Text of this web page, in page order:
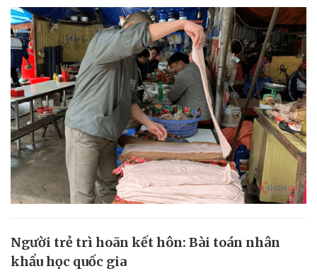
Người trẻ trì hoãn kết hôn: Bài toán nhân
khẩu học quốc gia